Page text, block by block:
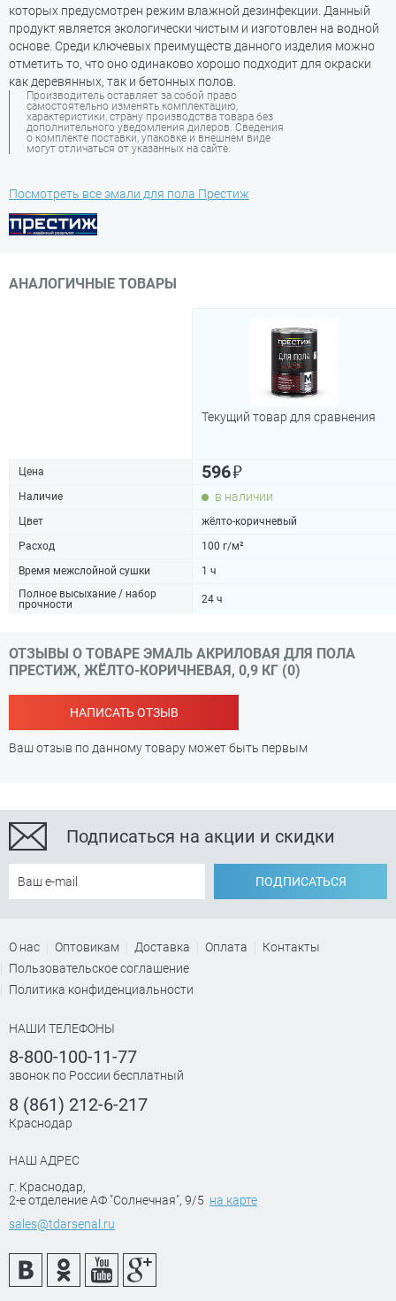
которых предусмотрен режим влажной дезинфекции. Данный
продукт является экологически чистым и изготовлен на водной
основе. Среди ключевых преимуществ данного изделия можно
отметить то, что оно одинаково хорошо подходит для окраски
как деревянных, так и бетонных полов.
Производитель оставляет за собой право
самостоятельно изменять комплектацию,
характеристики, страну производства товара без
дополнительного уведомления дилеров. Сведения
о комплекте поставки, упаковке и внешнем виде
могут отличаться от указанных на сайте.
Посмотреть все эмали для пола Престиж
АНАЛОГИЧНЫЕ ТОВАРЫ
Текущий товар для сравнения
Цена 596₽
Наличие в наличии
Цвет
жёлто-коричневый
Расход
100 г/м²
Время межслойной сушки
1 ч
Полное высыхание / набор
прочности
24 ч
ОТЗЫВЫ О ТОВАРЕ ЭМАЛЬ АКРИЛОВАЯ ДЛЯ ПОЛА
ПРЕСТИЖ, ЖЁЛТО-КОРИЧНЕВАЯ, 0,9 КГ (0)
НАПИСАТЬ ОТЗЫВ
Ваш отзыв по данному товару может быть первым
Подписаться на акции и скидки
ПОДПИСАТЬСЯ
О нас Оптовикам Доставка Оплата
Контакты
Пользовательское соглашение
Политика конфиденциальности
НАШИ ТЕЛЕФОНЫ
8-800-100-11-77
звонок по России бесплатный
8 (861) 212-6-217
Краснодар
НАШ АДРЕС
г. Краснодар,
2-е отделение АФ "Солнечная", 9/5 на карте
sales@tdarsenal.ru